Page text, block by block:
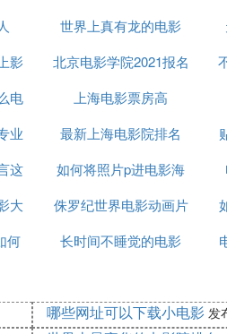
世界上真有龙的电影
影
北京电影学院2021报名
时间
电
上海电影票房高
业
最新上海电影院排名
这
如何将照片p进电影海
报
大
侏罗纪世界电影动画片
何
长时间不睡觉的电影
哪些网址可以下载小电影 发